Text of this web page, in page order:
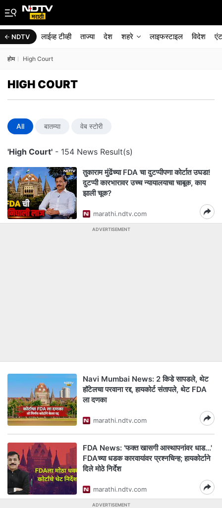
NDTV लाईव्ह टीव्ही ताज्या देश शहरे लाइफस्टाइल विदेश
होम High Court
HIGH COURT
All बातम्या वेब स्टोरी
'High Court' - 154 News Result(s)
तुकाराम मुंढेंच्या FDA चा दुटप्पीपणा कोर्टात उघडा!
दुटप्पी कारभारावर उच्च न्यायालयाचा चाबूक, काय
झाली चूक?
marathi.ndtv.com
ADVERTISEMENT
Navi Mumbai News: 2 किडे सापडले, थेट
हॉटेलचा परवाना रद्द, हायकोर्ट संतापले, थेट FDA
ला दणका
marathi.ndtv.com
FDA News: 'फक्त खासगी आस्थापनांवर धाड...'
FDAच्या धडक कारवायांवर प्रश्नचिन्ह; हायकोर्टाने
दिले मोठे निर्देश
marathi.ndtv.com
ADVERTISEMENT